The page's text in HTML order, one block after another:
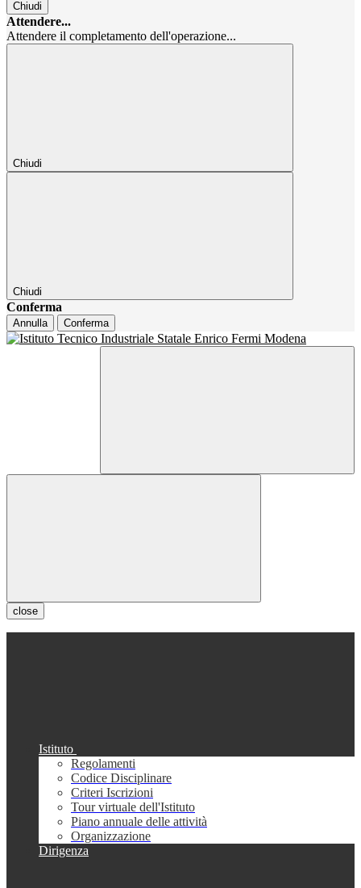
Chiudi
Attendere...
Attendere il completamento dell'operazione...
Chiudi
Chiudi
Conferma
Annulla Conferma
close
Istituto
Regolamenti
Codice Disciplinare
Criteri Iscrizioni
Tour virtuale dell'Istituto
Piano annuale delle attività
Organizzazione
Dirigenza